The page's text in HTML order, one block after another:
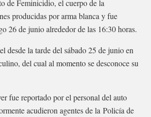
de Feminicidio, el cuerpo de la
producidas por arma blanca y fue
26 de junio alrededor de las 16:30 horas.
desde la tarde del sábado 25 de junio en
del cual al momento se desconoce su
fue reportado por el personal del auto
acudieron agentes de la Policía de